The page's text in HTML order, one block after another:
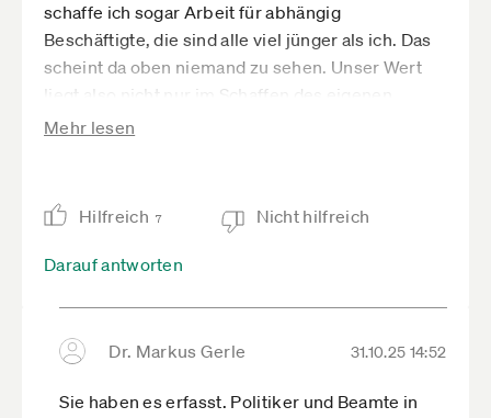
schaffe ich sogar Arbeit für abhängig
Beschäftigte, die sind alle viel jünger als ich. Das
scheint da oben niemand zu sehen. Unser Wert
liegt also nicht nur im Schaffen des eigenen
Steueraufkommens, sondern im Beitrag zu den
ob mit oder ohne Steuererleichterung, ich MUSS
weitermachen. Darauf scheint man zu
spekulieren... aber es wird fleißig das Märchen
müssen.
Mehr lesen
Hilfreich 7 Nicht hilfreich
Darauf antworten
Dr. Markus Gerle 31.10.25 14:52
Sie haben es erfasst. Politiker und Beamte in